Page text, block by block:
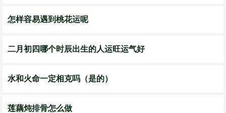
怎样容易遇到桃花运呢
二月初四哪个时辰出生的人运旺运气好
水和火命一定相克吗（是的）
莲藕炖排骨怎么做